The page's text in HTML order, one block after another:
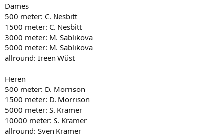
Dames
500 meter: C. Nesbitt
1500 meter: C. Nesbitt
3000 meter: M. Sablikova
5000 meter: M. Sablikova
allround: Ireen Wüst
Heren
500 meter: D. Morrison
1500 meter: D. Morrison
5000 meter: S. Kramer
10000 meter: S. Kramer
allround: Sven Kramer